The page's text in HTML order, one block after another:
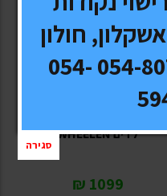
EVERVOX
לדים WHEELEN
1099 ₪
חולון
, רחובות 054-8074488 054-
סגירה